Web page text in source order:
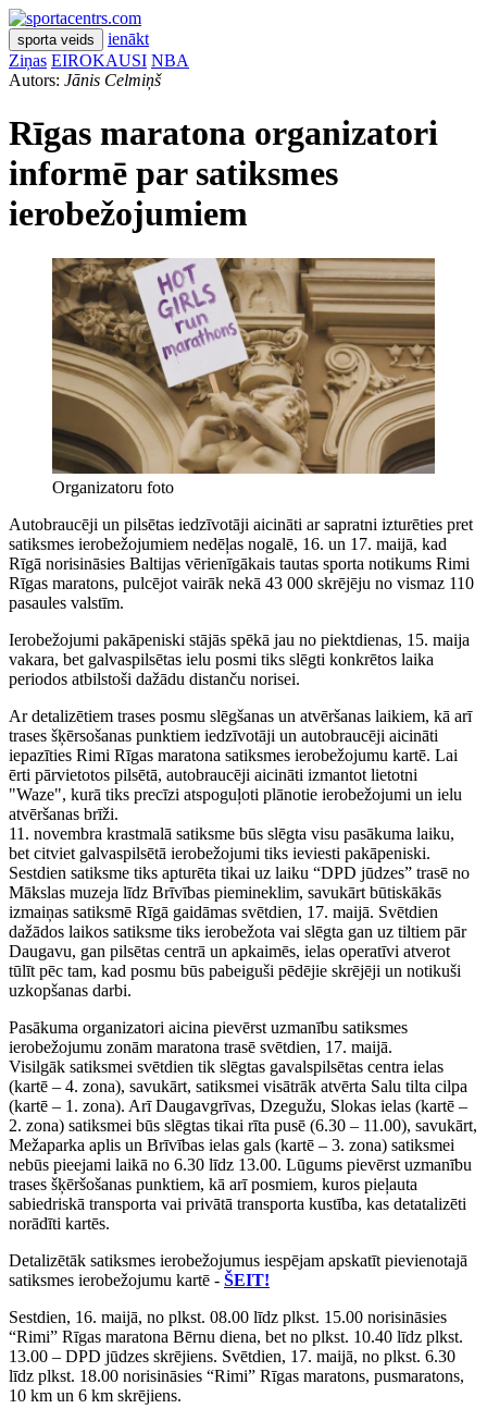
sporta veids
ienākt
Ziņas EIROKAUSI NBA
Autors: Jānis Celmiņš
Rīgas maratona organizatori
informē par satiksmes
ierobežojumiem
Organizatoru foto
Autobraucēji un pilsētas iedzīvotāji aicināti ar sapratni izturēties pret
satiksmes ierobežojumiem nedēļas nogalē, 16. un 17. maijā, kad
Rīgā norisināsies Baltijas vērienīgākais tautas sporta notikums Rimi
Rīgas maratons, pulcējot vairāk nekā 43 000 skrējēju no vismaz 110
pasaules valstīm.
Ierobežojumi pakāpeniski stājās spēkā jau no piektdienas, 15. maija
vakara, bet galvaspilsētas ielu posmi tiks slēgti konkrētos laika
periodos atbilstoši dažādu distanču norisei.
Ar detalizētiem trases posmu slēgšanas un atvēršanas laikiem, kā arī
trases šķērsošanas punktiem iedzīvotāji un autobraucēji aicināti
iepazīties Rimi Rīgas maratona satiksmes ierobežojumu kartē. Lai
ērti pārvietotos pilsētā, autobraucēji aicināti izmantot lietotni
"Waze", kurā tiks precīzi atspoguļoti plānotie ierobežojumi un ielu
atvēršanas brīži.
11. novembra krastmalā satiksme būs slēgta visu pasākuma laiku,
bet citviet galvaspilsētā ierobežojumi tiks ieviesti pakāpeniski.
Sestdien satiksme tiks apturēta tikai uz laiku “DPD jūdzes” trasē no
Mākslas muzeja līdz Brīvības piemineklim, savukārt būtiskākās
izmaiņas satiksmē Rīgā gaidāmas svētdien, 17. maijā. Svētdien
dažādos laikos satiksme tiks ierobežota vai slēgta gan uz tiltiem pār
Daugavu, gan pilsētas centrā un apkaimēs, ielas operatīvi atverot
tūlīt pēc tam, kad posmu būs pabeiguši pēdējie skrējēji un notikuši
uzkopšanas darbi.
Pasākuma organizatori aicina pievērst uzmanību satiksmes
ierobežojumu zonām maratona trasē svētdien, 17. maijā.
Visilgāk satiksmei svētdien tik slēgtas gavalspilsētas centra ielas
(kartē – 4. zona), savukārt, satiksmei visātrāk atvērta Salu tilta cilpa
(kartē – 1. zona). Arī Daugavgrīvas, Dzegužu, Slokas ielas (kartē –
2. zona) satiksmei būs slēgtas tikai rīta pusē (6.30 – 11.00), savukārt,
Mežaparka aplis un Brīvības ielas gals (kartē – 3. zona) satiksmei
nebūs pieejami laikā no 6.30 līdz 13.00. Lūgums pievērst uzmanību
trases šķēršošanas punktiem, kā arī posmiem, kuros pieļauta
sabiedriskā transporta vai privātā transporta kustība, kas detatalizēti
norādīti kartēs.
Detalizētāk satiksmes ierobežojumus iespējam apskatīt pievienotajā
satiksmes ierobežojumu kartē - ŠEIT!
Sestdien, 16. maijā, no plkst. 08.00 līdz plkst. 15.00 norisināsies
“Rimi” Rīgas maratona Bērnu diena, bet no plkst. 10.40 līdz plkst.
13.00 – DPD jūdzes skrējiens. Svētdien, 17. maijā, no plkst. 6.30
līdz plkst. 18.00 norisināsies “Rimi” Rīgas maratons, pusmaratons,
10 km un 6 km skrējiens.